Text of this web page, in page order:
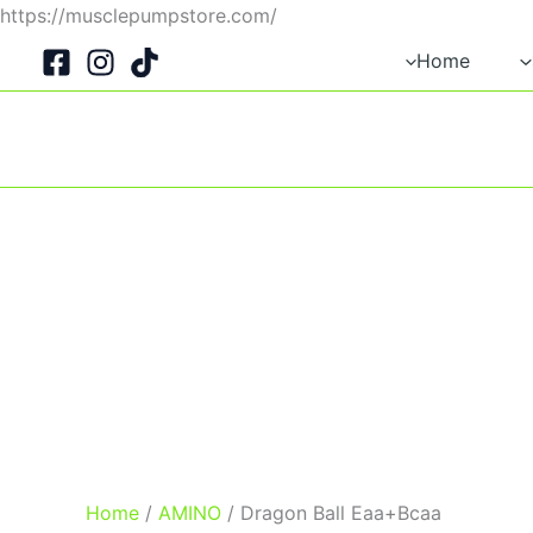
https://musclepumpstore.com/
Home
Home / AMINO / Dragon Ball Eaa+Bcaa